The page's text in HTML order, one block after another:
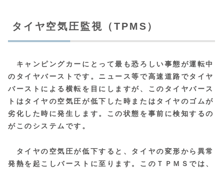
タイヤ空気圧監視（TPMS）
キャンピングカーにとって最も恐ろしい事態が運転中
のタイヤバーストです。ニュース等で高速道路でタイヤ
バーストによる横転を目にしますが、このタイヤバース
トはタイヤの空気圧が低下した時またはタイヤのゴムが
劣化した時に発生します。この状態を事前に検知するの
がこのシステムです。
タイヤの空気圧が低下すると、タイヤの変形から異常
発熱を起こしバーストに至ります。このＴＰＭＳでは、